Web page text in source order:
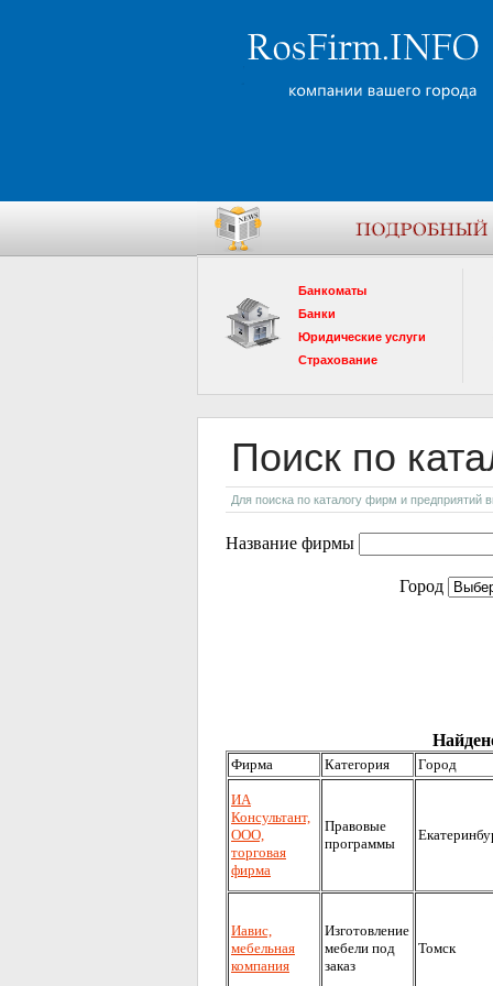
Банкоматы
Банки
Юридические услуги
Страхование
Поиск по
Для поиска по каталогу фирм и предприятий
Название фирмы
Город
Фирма Категория Город
ИА
Консультант,
ООО,
торговая
фирма
Правовые
программы
Иавис,
мебельная
компания
Изготовление
мебели под
заказ
Томск